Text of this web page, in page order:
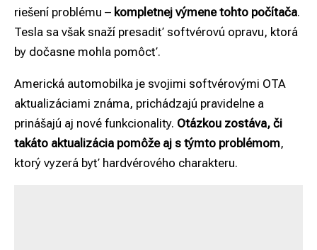
riešení problému – kompletnej výmene tohto počítača.
Tesla sa však snaží presadiť softvérovú opravu, ktorá
by dočasne mohla pomôcť.
Americká automobilka je svojimi softvérovými OTA
aktualizáciami známa, prichádzajú pravidelne a
prinášajú aj nové funkcionality. Otázkou zostáva, či
takáto aktualizácia pomôže aj s týmto problémom,
ktorý vyzerá byť hardvérového charakteru.